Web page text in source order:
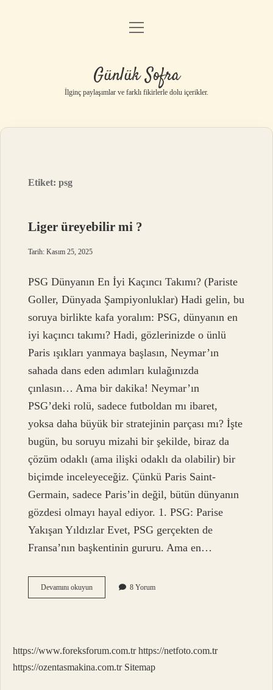
Anasayfa
Yasal Uyarı
menüyü
Günlük Sofra
İlginç paylaşımlar ve farklı fikirlerle dolu içerikler.
Etiket:psg
Liger üreyebilir mi ?
Tarih: Kasım 25, 2025
PSG Dünyanın En İyi Kaçıncı Takımı? (Pariste
Goller, Dünyada Şampiyonluklar) Hadi gelin, bu
soruya birlikte kafa yoralım: PSG, dünyanın en
iyi kaçıncı takımı? Hadi, gözlerinizde o ünlü
Paris ışıkları yanmaya başlasın, Neymar’ın
sahada dans eden adımları kulağınızda
çınlasın… Ama bir dakika! Neymar’ın
PSG’deki rolü, sadece futboldan mı ibaret,
yoksa daha büyük bir stratejinin parçası mı? İşte
bugün, bu soruyu mizahi bir şekilde, biraz da
çözüm odaklı (ama ilişki odaklı da olabilir) bir
biçimde inceleyeceğiz. Çünkü Paris Saint-
Germain, sadece Paris’in değil, bütün dünyanın
gözdesi olmayı hayal ediyor. 1. PSG: Parise
Yakışan Yıldızlar Evet, PSG gerçekten de
Fransa’nın başkentinin gururu. Ama en…
Devamını okuyunLiger
üreyebilir
8 Yorum
https://www.foreksforum.com.tr https://netfoto.com.tr
https://ozentasmakina.com.tr Sitemap